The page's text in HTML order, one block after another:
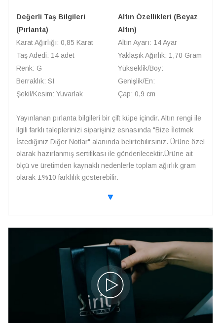
Değerli Taş Bilgileri
(Pırlanta)
Karat Ağırlığı: 0,85 Karat
Taş Adedi: 14 adet
Renk: G
Berraklık: SI
Şekil/Kesim: Yuvarlak
Altın Özellikleri (Beyaz
Altın)
Altın Ayarı: 14 Ayar
Yaklaşık Ağırlık: 1,70 Gram
Yükseklik/Boy:
Genişlik/En:
Çap: 0,9 cm
Yayınlanan pırlanta bilgileri bir çift küpe içindir. Altın rengi ile
ilgili farklı taleplerinizi siparişiniz esnasında "Bize İletmek
İstediğiniz Diğer Notlar" alanında belirtebilirsiniz. Ürüne özel
olarak hazırlanmış sertifikası ile gönderilecektir.Ürüne ait
ölçü ve üretimden kaynaklı nedenlerle toplam ağırlık gram
olarak ±%10 farklılık gösterebilir.
🔽